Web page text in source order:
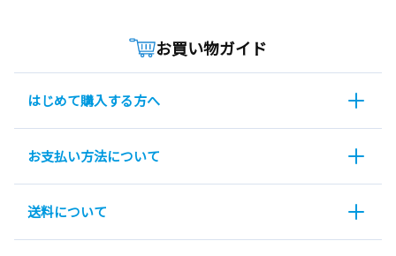
お買い物ガイド
はじめて購入する方へ
お支払い方法について
送料について